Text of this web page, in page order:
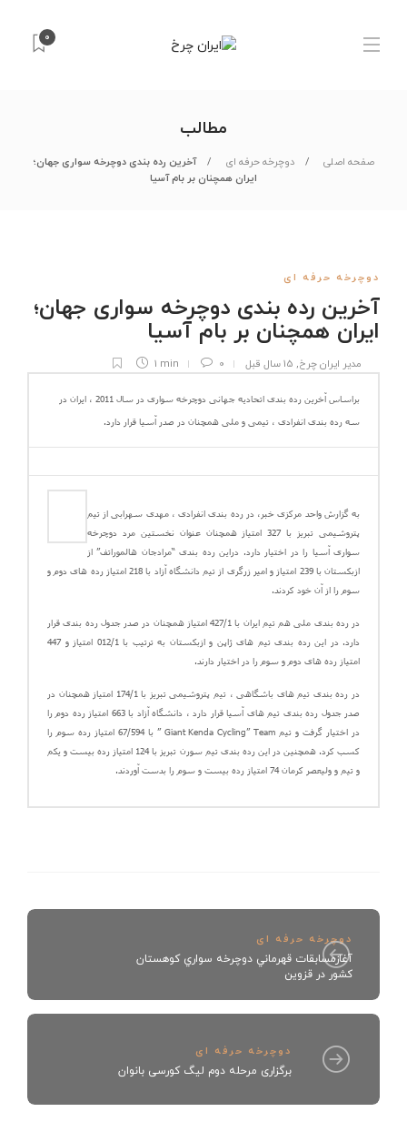
0
مطالب
صفحه اصلی دوچرخه حرفه ای
آخرین رده بندی دوچرخه سواری جهان؛
ایران همچنان بر بام آسیا
دوچرخه حرفه ای
آخرین رده بندی دوچرخه سواری جهان؛
ایران همچنان بر بام آسیا
مدیر ایران چرخ, 15 سال قبل 0
1 min
براساس آخرین رده بندی اتحادیه جهانی دوچرخه سواری در سال 2011 ، ایران در
سه رده بندی انفرادی ، تیمی و ملی همچنان در صدر آسیا قرار دارد.
به گزارش واحد مرکزی خبر، در رده بندی انفرادی ، مهدی سهرابی از تیم
پتروشیمی تبریز با 327 امتیاز همچنان عنوان نخستین مرد دوچرخه
سواری آسیا را در اختیار دارد. دراین رده بندی “مرادجان هالموراتف” از
ازبکستان با 239 امتیاز و امیر زرگری از تیم دانشگاه آزاد با 218 امتیاز رده های دوم و
سوم را از آن خود کردند.
در رده بندی ملی هم تیم ایران با 427/1 امتیاز همچنان در صدر جدول رده بندی قرار
دارد. در این رده بندی تیم های ژاپن و ازبکستان به ترتیب با 012/1 امتیاز و 447
امتیاز رده های دوم و سوم را در اختیار دارند.
در رده بندی تیم های باشگاهی ، تیم پتروشیمی تبریز با 174/1 امتیاز همچنان در
صدر جدول رده بندی تیم های آسیا قرار دارد ، دانشگاه آزاد با 663 امتیاز رده دوم را
در اختیار گرفت و تیم Giant Kenda Cycling” Team ” با 67/594 امتیاز رده سوم را
کسب کرد. همچنین در این رده بندی تیم سورن تبریز با 124 امتیاز رده بیست و یکم
و تیم و ولیعصر کرمان 74 امتیاز رده بیست و سوم را بدست آوردند.
دوچرخه حرفه ای
آغازمسابقات قهرماني دوچرخه سواري كوهستان
كشور در قزوين
دوچرخه حرفه ای
برگزاری مرحله دوم لیگ کورسی بانوان